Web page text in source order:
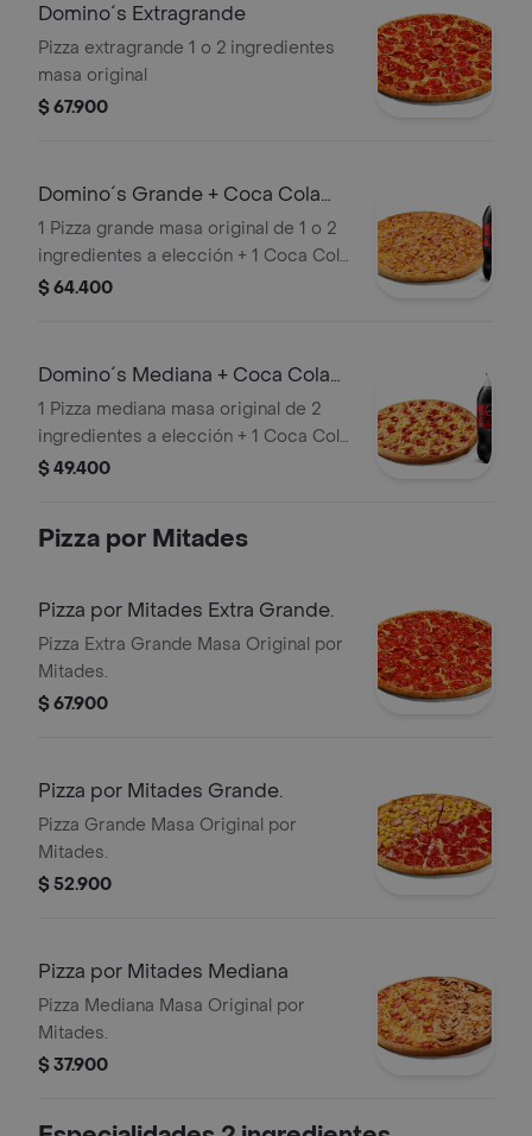
Domino´s Extragrande
Pizza extragrande 1 o 2 ingredientes
masa original
$ 67.900
Domino´s Grande + Coca Cola
Zero 1.5lts.
1 Pizza grande masa original de 1 o 2
ingredientes a elección + 1 Coca Cola
Zero 1.5lts.
$ 64.400
Domino´s Mediana + Coca Cola
Zero 1.5lts
1 Pizza mediana masa original de 2
ingredientes a elección + 1 Coca Cola
Zero 1.5lts.
$ 49.400
Pizza por Mitades
Pizza por Mitades Extra Grande.
Pizza Extra Grande Masa Original por
Mitades.
$ 67.900
Pizza por Mitades Grande.
Pizza Grande Masa Original por
Mitades.
$ 52.900
Pizza por Mitades Mediana
Pizza Mediana Masa Original por
Mitades.
$ 37.900